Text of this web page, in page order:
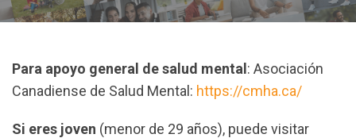
Para apoyo general de salud mental : Asociación
Canadiense de Salud Mental: https://cmha.ca/
Si eres joven (menor de 29 años), puede visitar